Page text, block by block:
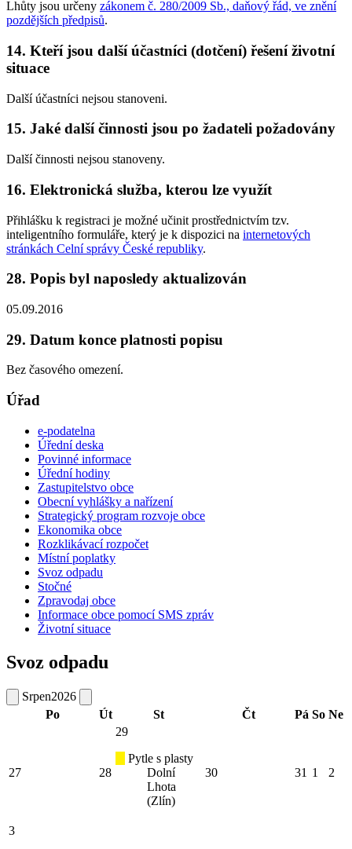
Lhůty jsou určeny zákonem č. 280/2009 Sb., daňový řád, ve znění
pozdějších předpisů.
14. Kteří jsou další účastníci (dotčení) řešení životní
situace
Další účastníci nejsou stanoveni.
15. Jaké další činnosti jsou po žadateli požadovány
Další činnosti nejsou stanoveny.
16. Elektronická služba, kterou lze využít
Přihlášku k registraci je možné učinit prostřednictvím tzv.
inteligentního formuláře, který je k dispozici na internetových
stránkách Celní správy České republiky.
28. Popis byl naposledy aktualizován
05.09.2016
29. Datum konce platnosti popisu
Bez časového omezení.
Úřad
e-podatelna
Úřední deska
Povinné informace
Úřední hodiny
Zastupitelstvo obce
Obecní vyhlášky a nařízení
Strategický program rozvoje obce
Ekonomika obce
Rozklikávací rozpočet
Místní poplatky
Svoz odpadu
Stočné
Zpravodaj obce
Informace obce pomocí SMS zpráv
Životní situace
Svoz odpadu
Srpen2026
Po
Út St Čt Pá So Ne
27 28
29
Pytle s plasty
Dolní
Lhota
(Zlín)
30 31 1 2
3